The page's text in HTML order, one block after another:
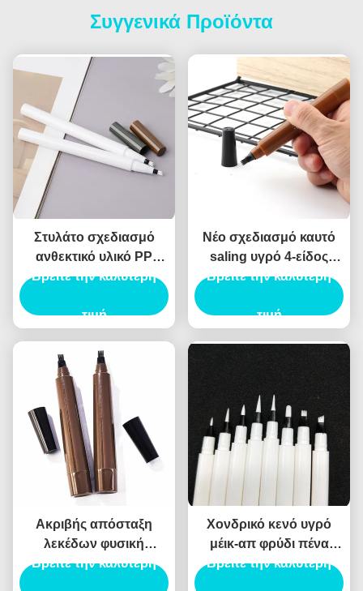
Συγγενικά Προϊόντα
Στυλάτο σχεδιασμό
ανθεκτικό υλικό PP
τετραγωνική
μολύβι φρύδι
Βρείτε την καλύτερη
τιμή
Νέο σχεδιασμό καυτό
saling υγρό 4-είδος
πένα φρύδι
φρύδι προσαρμοσμένο
Βρείτε την καλύτερη
τιμή
Ακριβής απόσταξη
λεκέδων φυσική
εμφάνιση υγρό
Βρείτε την καλύτερη
Χονδρικό κενό υγρό
μέικ-απ φρύδι πένα
στροφή ροζ μάτι φρύδι
Βρείτε την καλύτερη